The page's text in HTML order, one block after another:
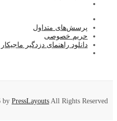
پرسش‌های متداول
حریم خصوصی
دانلود راهنمای دزدگیر ماجیکار
by PressLayouts All Rights Reserved.